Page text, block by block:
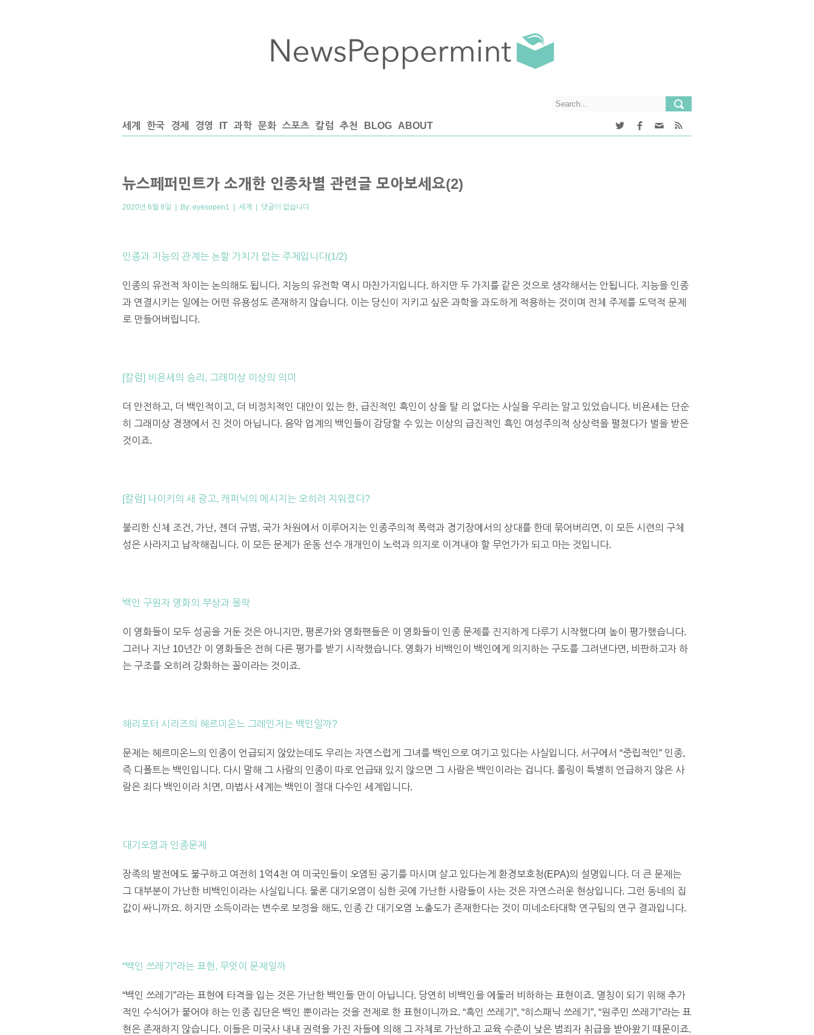
세계 한국 경제 경영 IT 과학 문화 스포츠 칼럼 추천 BLOG ABOUT
뉴스페퍼민트가 소개한 인종차별 관련글 모아보세요(2)
2020년 6월 8일 | By: eyesopen1 | 세계 | 댓글이 없습니다
인종과 지능의 관계는 논할 가치가 없는 주제입니다(1/2)
인종의 유전적 차이는 논의해도 됩니다. 지능의 유전학 역시 마찬가지입니다. 하지만 두 가지를 같은 것으로 생각해서는 안됩니다. 지능을 인종
과 연결시키는 일에는 어떤 유용성도 존재하지 않습니다. 이는 당신이 지키고 싶은 과학을 과도하게 적용하는 것이며 전체 주제를 도덕적 문제
로 만들어버립니다.
[칼럼] 비욘세의 승리, 그래미상 이상의 의미
더 안전하고, 더 백인적이고, 더 비정치적인 대안이 있는 한, 급진적인 흑인이 상을 탈 리 없다는 사실을 우리는 알고 있었습니다. 비욘세는 단순
히 그래미상 경쟁에서 진 것이 아닙니다. 음악 업계의 백인들이 감당할 수 있는 이상의 급진적인 흑인 여성주의적 상상력을 펼쳤다가 벌을 받은
것이죠.
[칼럼] 나이키의 새 광고, 캐퍼닉의 메시지는 오히려 지워졌다?
불리한 신체 조건, 가난, 젠더 규범, 국가 차원에서 이루어지는 인종주의적 폭력과 경기장에서의 상대를 한데 묶어버리면, 이 모든 시련의 구체
성은 사라지고 납작해집니다. 이 모든 문제가 운동 선수 개개인이 노력과 의지로 이겨내야 할 무언가가 되고 마는 것입니다.
백인 구원자 영화의 부상과 몰락
이 영화들이 모두 성공을 거둔 것은 아니지만, 평론가와 영화팬들은 이 영화들이 인종 문제를 진지하게 다루기 시작했다며 높이 평가했습니다.
그러나 지난 10년간 이 영화들은 전혀 다른 평가를 받기 시작했습니다. 영화가 비백인이 백인에게 의지하는 구도를 그려낸다면, 비판하고자 하
는 구조를 오히려 강화하는 꼴이라는 것이죠.
해리포터 시리즈의 헤르미온느 그레인저는 백인일까?
문제는 헤르미온느의 인종이 언급되지 않았는데도 우리는 자연스럽게 그녀를 백인으로 여기고 있다는 사실입니다. 서구에서 “중립적인” 인종,
즉 디폴트는 백인입니다. 다시 말해 그 사람의 인종이 따로 언급돼 있지 않으면 그 사람은 백인이라는 겁니다. 롤링이 특별히 언급하지 않은 사
람은 죄다 백인이라 치면, 마법사 세계는 백인이 절대 다수인 세계입니다.
대기오염과 인종문제
장족의 발전에도 불구하고 여전히 1억4천 여 미국인들이 오염된 공기를 마시며 살고 있다는게 환경보호청(EPA)의 설명입니다. 더 큰 문제는
그 대부분이 가난한 비백인이라는 사실입니다. 물론 대기오염이 심한 곳에 가난한 사람들이 사는 것은 자연스러운 현상입니다. 그런 동네의 집
값이 싸니까요. 하지만 소득이라는 변수로 보정을 해도, 인종 간 대기오염 노출도가 존재한다는 것이 미네소타대학 연구팀의 연구 결과입니다.
“백인 쓰레기”라는 표현, 무엇이 문제일까
“백인 쓰레기”라는 표현에 타격을 입는 것은 가난한 백인들 만이 아닙니다. 당연히 비백인을 에둘러 비하하는 표현이죠. 멸칭이 되기 위해 추가
적인 수식어가 붙어야 하는 인종 집단은 백인 뿐이라는 것을 전제로 한 표현이니까요. “흑인 쓰레기”, “히스패닉 쓰레기”, “원주민 쓰레기”라는 표
현은 존재하지 않습니다. 이들은 미국사 내내 권력을 가진 자들에 의해 그 자체로 가난하고 교육 수준이 낮은 범죄자 취급을 받아왔기 때문이죠.